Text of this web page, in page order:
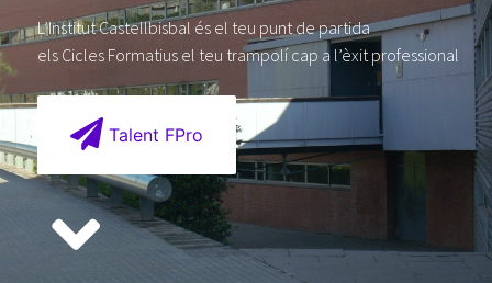
L’Institut Castellbisbal és el teu punt de partida
els Cicles Formatius el teu trampolí cap a l’èxit professional
Talent FPro